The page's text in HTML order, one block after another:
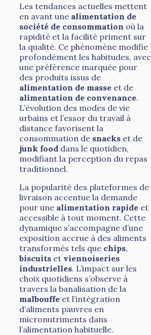
Les tendances actuelles mettent
en avant une alimentation de
société de consommation où la
rapidité et la facilité priment sur
la qualité. Ce phénomène modifie
profondément les habitudes, avec
une préférence marquée pour
des produits issus de
alimentation de masse et de
alimentation de convenance.
L’évolution des modes de vie
urbains et l’essor du travail à
distance favorisent la
consommation de snacks et de
junk food dans le quotidien,
modifiant la perception du repas
traditionnel.
La popularité des plateformes de
livraison accentue la demande
pour une alimentation rapide et
accessible à tout moment. Cette
dynamique s’accompagne d’une
exposition accrue à des aliments
transformés tels que chips,
biscuits et viennoiseries
industrielles. L’impact sur les
choix quotidiens s’observe à
travers la banalisation de la
malbouffe et l’intégration
d’aliments pauvres en
micronutriments dans
l’alimentation habituelle.